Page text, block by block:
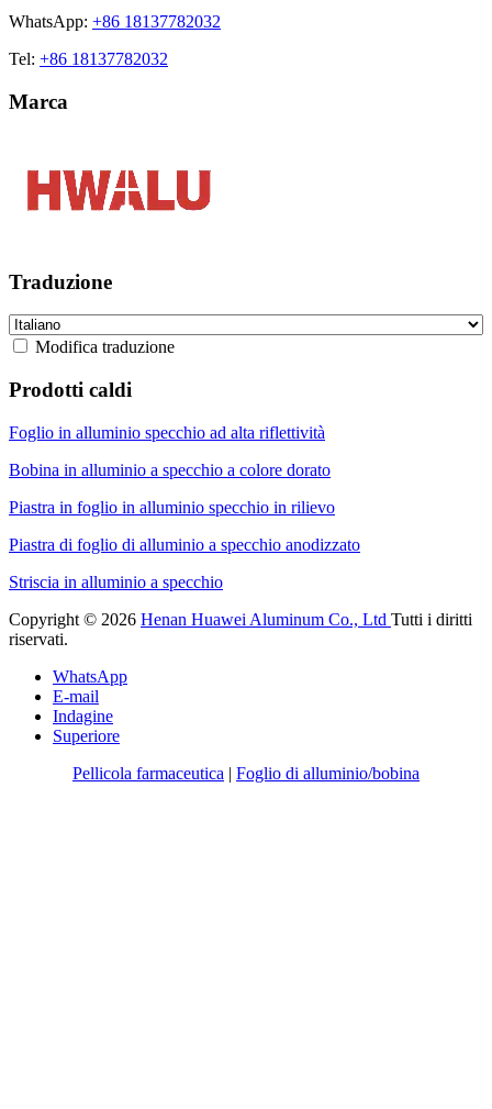
WhatsApp: +86 18137782032
Tel: +86 18137782032
Marca
Traduzione
Modifica traduzione
Prodotti caldi
Foglio in alluminio specchio ad alta riflettività
Bobina in alluminio a specchio a colore dorato
Piastra in foglio in alluminio specchio in rilievo
Piastra di foglio di alluminio a specchio anodizzato
Striscia in alluminio a specchio
Copyright © 2026 Henan Huawei Aluminum Co., Ltd Tutti i diritti
riservati.
WhatsApp
E-mail
Indagine
Superiore
Pellicola farmaceutica | Foglio di alluminio/bobina